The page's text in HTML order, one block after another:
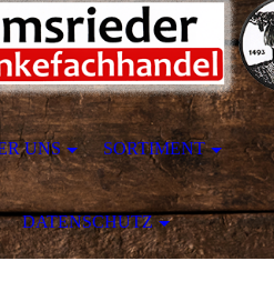
UNS SORTIMENT
DATENSCHUTZ